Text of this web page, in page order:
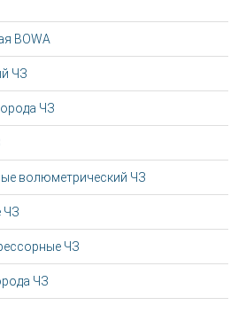
BOWA
ЧЗ
ЧЗ
волюметрический ЧЗ
ЧЗ
ЧЗ
ЧЗ